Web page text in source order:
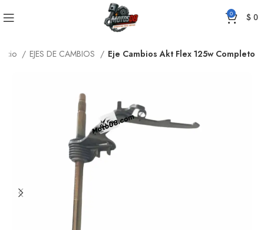
0 $0
EJES DE CAMBIOS Eje Cambios Akt Flex 125w Completo